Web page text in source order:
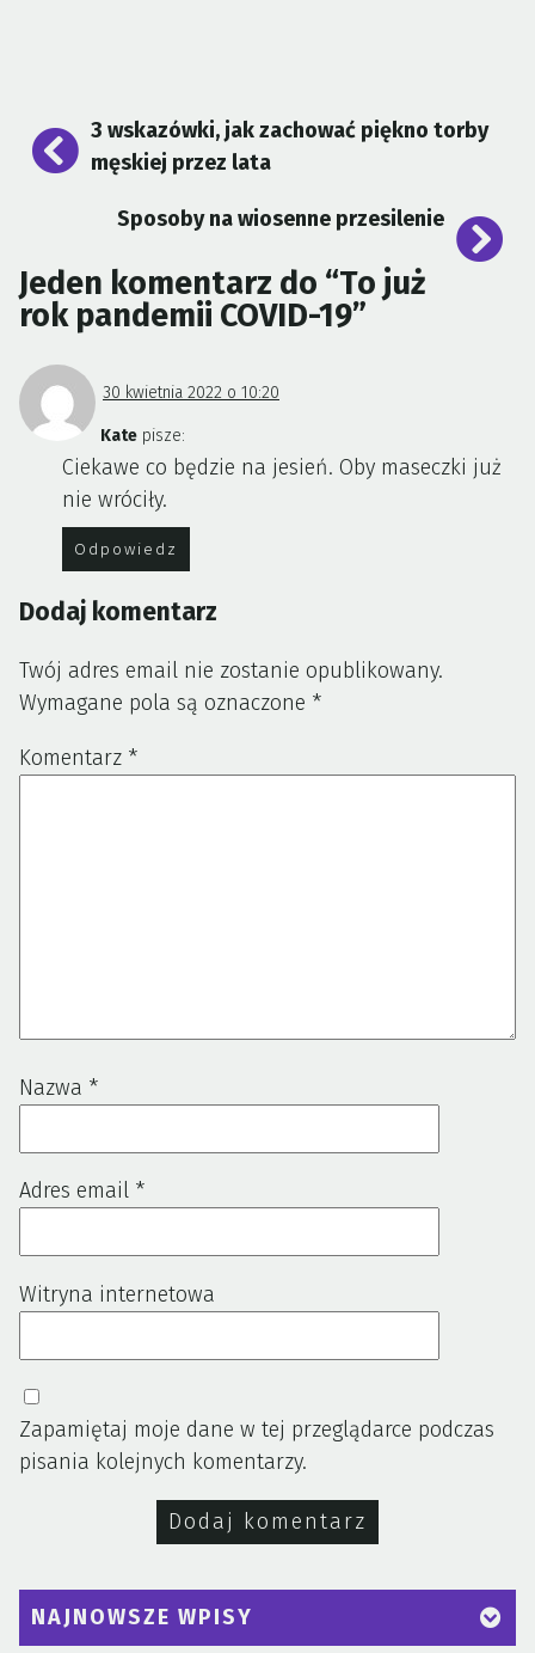
Nawigacja
wpisu
3 wskazówki, jak zachować piękno torby
męskiej przez lata
Sposoby na wiosenne przesilenie
Jeden komentarz do “To już
rok pandemii COVID-19”
Kate pisze:
30 kwietnia 2022 o 10:20
Ciekawe co będzie na jesień. Oby maseczki już
nie wróciły.
Odpowiedz
Dodaj komentarz
Twój adres email nie zostanie opublikowany.
Wymagane pola są oznaczone *
Komentarz *
Nazwa *
Adres email *
Witryna internetowa
Zapamiętaj moje dane w tej przeglądarce podczas
pisania kolejnych komentarzy.
NAJNOWSZE WPISY